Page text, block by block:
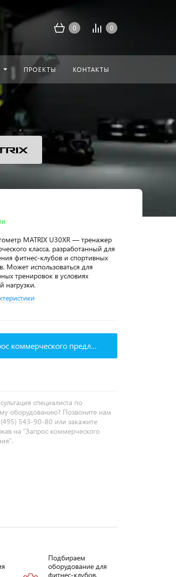
0 0
ПРОЕКТЫ КОНТАКТЫ
MATRIX U30XR — тренажер
класса, разработанный для
фитнес‑клубов и спортивных
Может использоваться для
тренировок в условиях
нагрузки.
Запрос коммерческого предложения
специалиста по
оборудованию? Позвоните нам
543-90-80 или закажите
на "Запрос коммерческого
Подбираем
оборудование для
фитнес-клубов,